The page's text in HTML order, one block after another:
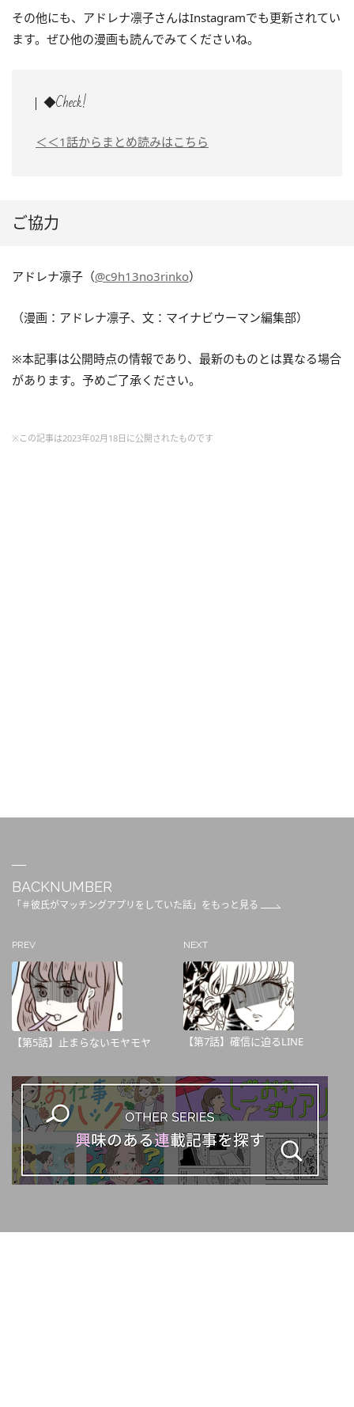
その他にも、アドレナ凛子さんはInstagramでも更新されてい
ます。ぜひ他の漫画も読んでみてくださいね。
◆Check!
＜＜1話からまとめ読みはこちら
ご協力
アドレナ凛子（@c9h13no3rinko）
（漫画：アドレナ凛子、文：マイナビウーマン編集部）
※本記事は公開時点の情報であり、最新のものとは異なる場合
があります。予めご了承ください。
※この記事は2023年02月18日に公開されたものです
BACKNUMBER
「＃彼氏がマッチングアプリをしていた話」をもっと見る
PREV
【第5話】止まらないモヤモヤ
NEXT
【第7話】確信に迫るLINE